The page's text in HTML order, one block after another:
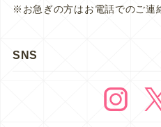
※お急ぎの方はお電話でのご連
SNS